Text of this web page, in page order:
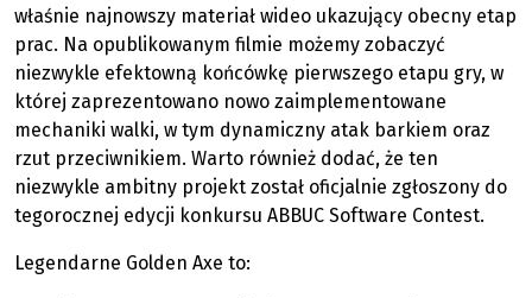
właśnie najnowszy materiał wideo ukazujący obecny etap
prac. Na opublikowanym filmie możemy zobaczyć
niezwykle efektowną końcówkę pierwszego etapu gry, w
której zaprezentowano nowo zaimplementowane
mechaniki walki, w tym dynamiczny atak barkiem oraz
rzut przeciwnikiem. Warto również dodać, że ten
niezwykle ambitny projekt został oficjalnie zgłoszony do
tegorocznej edycji konkursu ABBUC Software Contest.
Legendarne Golden Axe to: